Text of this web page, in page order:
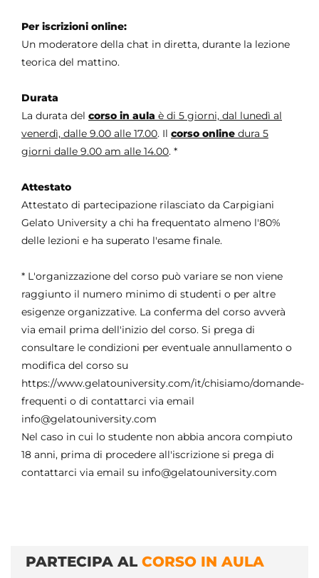
Per iscrizioni online:
Un moderatore della chat in diretta, durante la lezione
teorica del mattino.
Durata
La durata del corso in aula è di 5 giorni, dal lunedì al
venerdì, dalle 9.00 alle 17.00. Il corso online dura 5
giorni dalle 9.00 am alle 14.00. *
Attestato
Attestato di partecipazione rilasciato da Carpigiani
Gelato University a chi ha frequentato almeno l'80%
delle lezioni e ha superato l'esame finale.
* L'organizzazione del corso può variare se non viene
raggiunto il numero minimo di studenti o per altre
esigenze organizzative. La conferma del corso avverà
via email prima dell'inizio del corso. Si prega di
consultare le condizioni per eventuale annullamento o
modifica del corso su
https://www.gelatouniversity.com/it/chisiamo/domande-
frequenti o di contattarci via email
info@gelatouniversity.com
Nel caso in cui lo studente non abbia ancora compiuto
18 anni, prima di procedere all'iscrizione si prega di
contattarci via email su info@gelatouniversity.com
PARTECIPA AL CORSO IN AULA